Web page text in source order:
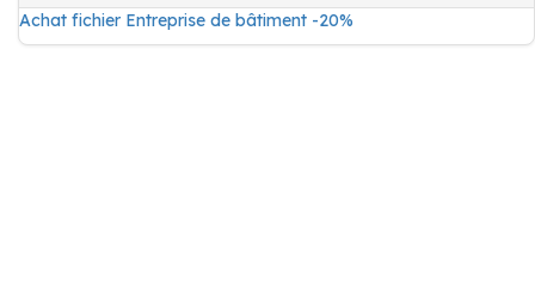
Achat fichier Entreprise de bâtiment -20%